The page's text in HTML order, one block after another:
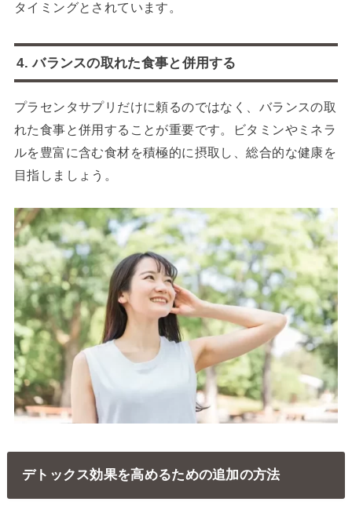
タイミングとされています。
4. バランスの取れた食事と併用する
プラセンタサプリだけに頼るのではなく、バランスの取
れた食事と併用することが重要です。ビタミンやミネラ
ルを豊富に含む食材を積極的に摂取し、総合的な健康を
目指しましょう。
デトックス効果を高めるための追加の方法